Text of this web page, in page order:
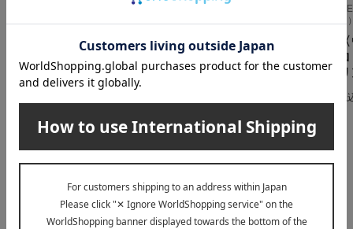
〈バカラ〉ダリア タ
ンブラー 2026
税込 11,000 円
Baccarat（バカラ）
〈バカラ〉ダリア タ
ンブラー 2026 2客
セット
ド
税
大切なお知らせ
2026年07月29日
お届け遅延のお知らせ